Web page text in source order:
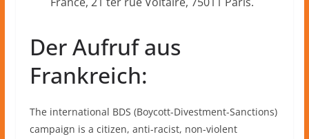
Der Aufruf aus
Frankreich:
The international BDS (Boycott-Divestment-Sanctions)
campaign is a citizen, anti-racist, non-violent